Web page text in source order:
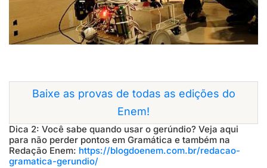
Baixe as provas de todas as edições do
Enem!
Dica 2: Você sabe quando usar o gerúndio? Veja aqui
para não perder pontos em Gramática e também na
Redação Enem: https://blogdoenem.com.br/redacao-
gramatica-gerundio/